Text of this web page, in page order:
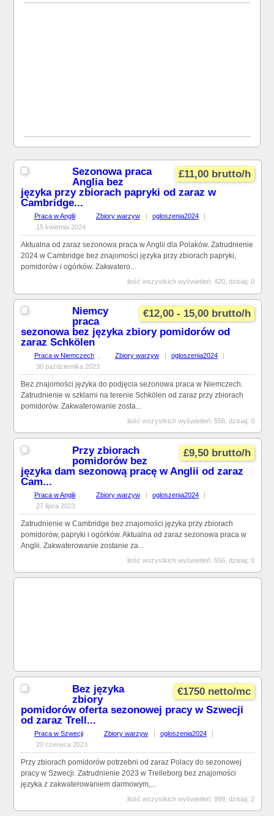
£11,00 brutto/h
Sezonowa praca
Anglia bez
języka przy zbiorach papryki od zaraz w
Cambridge...
Praca w Anglii Zbiory warzyw ogloszenia2024
15 kwietnia 2024
Aktualna od zaraz sezonowa praca w Anglii dla Polaków. Zatrudnienie
2024 w Cambridge bez znajomości języka przy zbiorach papryki,
pomidorów i ogórków. Zakwatero...
ilość wszystkich wyświetleń: 420, dzisiaj: 0
€12,00 - 15,00 brutto/h
Niemcy
praca
sezonowa bez języka zbiory pomidorów od
zaraz Schkölen
Praca w Niemczech Zbiory warzyw | ogloszenia2024
|
30 października 2023
Bez znajomości języka do podjęcia sezonowa praca w Niemczech.
Zatrudnienie w szklarni na terenie Schkölen od zaraz przy zbiorach
pomidorów. Zakwaterowanie zosta...
ilość wszystkich wyświetleń: 556, dzisiaj: 0
£9,50 brutto/h
Przy zbiorach
pomidorów bez
języka dam sezonową pracę w Anglii od zaraz
Cam...
Praca w Anglii Zbiory warzyw | ogloszenia2024
|
27 lipca 2023
Zatrudnienie w Cambridge bez znajomości języka przy zbiorach
pomidorów, papryki i ogórków. Aktualna od zaraz sezonowa praca w
Anglii. Zakwaterowanie zostanie za...
ilość wszystkich wyświetleń: 556, dzisiaj: 0
€1750 netto/mc
Bez języka
zbiory
pomidorów oferta sezonowej pracy w Szwecji
od zaraz Trell...
Praca w Szwecji Zbiory warzyw | ogloszenia2024
|
20 czerwca 2023
Przy zbiorach pomidorów potrzebni od zaraz Polacy do sezonowej
pracy w Szwecji. Zatrudnienie 2023 w Trelleborg bez znajomości
języka z zakwaterowaniem darmowym,...
ilość wszystkich wyświetleń: 999, dzisiaj: 2